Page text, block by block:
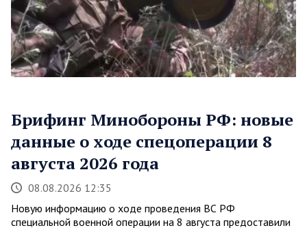
Брифинг Минобороны РФ: новые
данные о ходе спецоперации 8
августа 2026 года
08.08.2026 12:35
Новую информацию о ходе проведения ВС РФ
специальной военной операции на 8 августа предоставили